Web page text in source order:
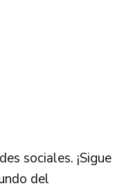
sociales. ¡Sigue
del